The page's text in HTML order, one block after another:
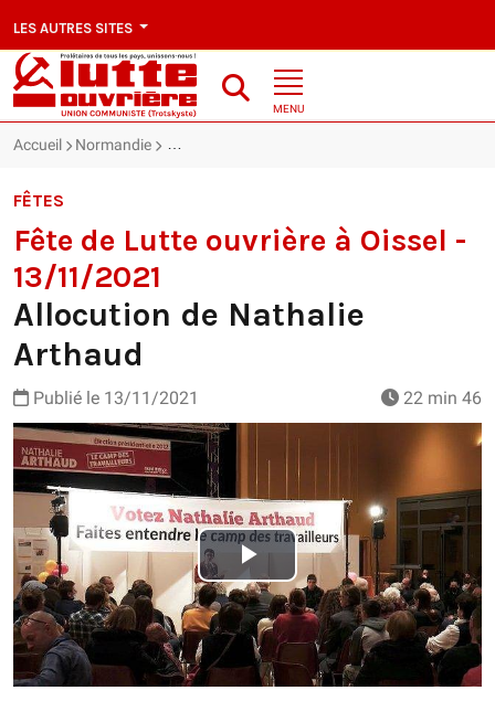
LES AUTRES SITES
MENU
Accueil Normandie Fête de Lutte ouvrière à Oissel - 13/11/2021 :
FÊTES
Fête de Lutte ouvrière à Oissel -
13/11/2021
Allocution de Nathalie
Arthaud
Publié le 13/11/2021 22 min 46
Play
Video